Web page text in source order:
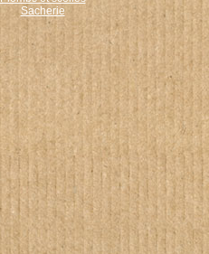
Sacherie